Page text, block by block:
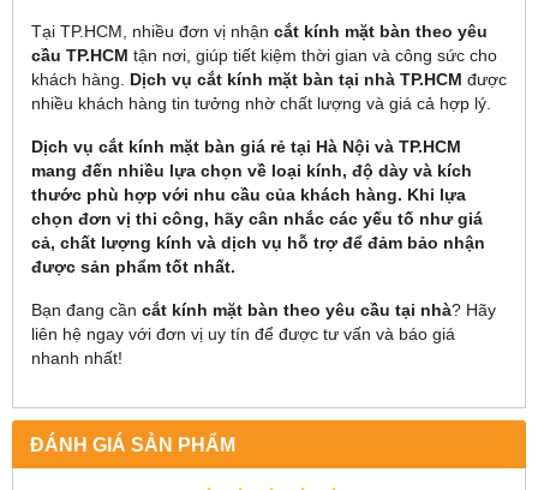
Tại TP.HCM, nhiều đơn vị nhận cắt kính mặt bàn theo yêu
cầu TP.HCM tận nơi, giúp tiết kiệm thời gian và công sức cho
khách hàng. Dịch vụ cắt kính mặt bàn tại nhà TP.HCM được
nhiều khách hàng tin tưởng nhờ chất lượng và giá cả hợp lý.
Dịch vụ cắt kính mặt bàn giá rẻ tại Hà Nội và TP.HCM
mang đến nhiều lựa chọn về loại kính, độ dày và kích
thước phù hợp với nhu cầu của khách hàng. Khi lựa
chọn đơn vị thi công, hãy cân nhắc các yếu tố như giá
cả, chất lượng kính và dịch vụ hỗ trợ để đảm bảo nhận
được sản phẩm tốt nhất.
Bạn đang cần cắt kính mặt bàn theo yêu cầu tại nhà? Hãy
liên hệ ngay với đơn vị uy tín để được tư vấn và báo giá
nhanh nhất!
ĐÁNH GIÁ SẢN PHẨM